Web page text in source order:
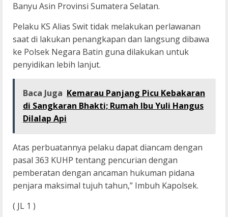
Banyu Asin Provinsi Sumatera Selatan.
Pelaku KS Alias Swit tidak melakukan perlawanan
saat di lakukan penangkapan dan langsung dibawa
ke Polsek Negara Batin guna dilakukan untuk
penyidikan lebih lanjut.
Baca Juga Kemarau Panjang Picu Kebakaran
di Sangkaran Bhakti; Rumah Ibu Yuli Hangus
Dilalap Api
Atas perbuatannya pelaku dapat diancam dengan
pasal 363 KUHP tentang pencurian dengan
pemberatan dengan ancaman hukuman pidana
penjara maksimal tujuh tahun,” Imbuh Kapolsek.
( JL 1 )